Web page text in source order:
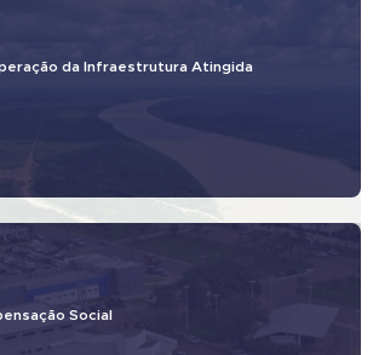
da Infraestrutura Atingida
Social